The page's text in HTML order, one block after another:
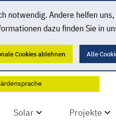
notwendig. Andere helfen
dazu finden Sie in
Cookies ablehnen Alle
Solar Projekte